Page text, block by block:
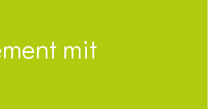
mit